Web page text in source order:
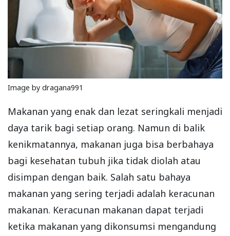
Image by dragana991
Makanan yang enak dan lezat seringkali menjadi
daya tarik bagi setiap orang. Namun di balik
kenikmatannya, makanan juga bisa berbahaya
bagi kesehatan tubuh jika tidak diolah atau
disimpan dengan baik. Salah satu bahaya
makanan yang sering terjadi adalah keracunan
makanan. Keracunan makanan dapat terjadi
ketika makanan yang dikonsumsi mengandung